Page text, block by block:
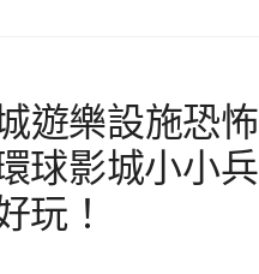
遊樂設施恐怖
球影城小小兵
玩！